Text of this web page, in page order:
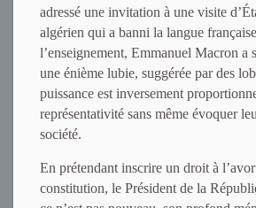
adressé une invitation à une visite
algérien qui a banni la langue
l’enseignement, Emmanuel Macron a
une énième lubie, suggérée par des
puissance est inversement
représentativité sans même évoquer
société.
En prétendant inscrire un droit à
constitution, le Président de la